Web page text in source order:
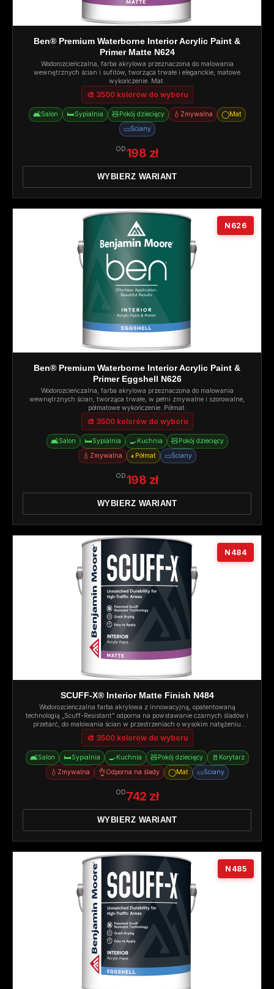
Ben® Premium Waterborne Interior Acrylic Paint &
Primer Matte N624
Wodorozcieńczalna, farba akrylowa przeznaczona do malowania
wewnętrznych ścian i sufitów, tworząca trwałe i eleganckie, matowe
wykończenie. Mat.
🎨 3500 kolorów do wyboru
🛋️Salon 🛏️Sypialnia 🧸Pokój dziecięcy 💧 Zmywalna ◯Mat
▭Ściany
OD198 zł
WYBIERZ WARIANT
N626
Ben® Premium Waterborne Interior Acrylic Paint &
Primer Eggshell N626
Wodorozcieńczalna, farba akrylowa przeznaczona do malowania
wewnętrznych ścian, tworząca trwałe, w pełni zmywalne i szorowalne,
półmatowe wykończenie. Półmat.
🎨 3500 kolorów do wyboru
🛋️Salon 🛏️Sypialnia 🍳Kuchnia 🧸Pokój dziecięcy
💧 Zmywalna ◐ Półmat ▭Ściany
OD198 zł
WYBIERZ WARIANT
N484
SCUFF-X® Interior Matte Finish N484
Wodorozcieńczalna farba akrylowa z innowacyjną, opatentowaną
technologią „Scuff-Resistant” odporna na powstawanie czarnych śladów i
przetarć, do malowania ścian w przestrzeniach o wysokim natężeniu
🎨 3500 kolorów do wyboru
🛋️Salon 🛏️Sypialnia 🍳Kuchnia 🧸Pokój dziecięcy 🚪 Korytarz
💧 Zmywalna 👌Odporna na ślady ◯Mat ▭Ściany
OD742 zł
WYBIERZ WARIANT
N485